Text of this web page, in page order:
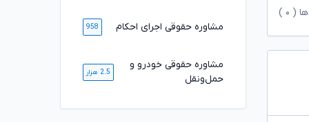
( ۰
مشاوره حقوقی اجرای احکام 958
مشاوره حقوقی خودرو و
حمل‌ونقل
2.5 هزار